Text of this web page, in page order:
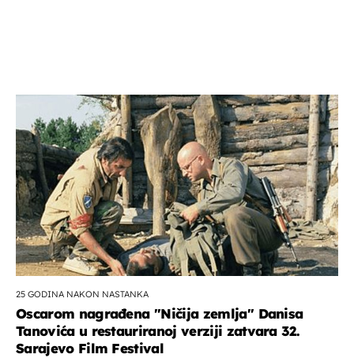
25 GODINA NAKON NASTANKA
Oscarom nagrađena ''Ničija zemlja'' Danisa
Tanovića u restauriranoj verziji zatvara 32.
Sarajevo Film Festival